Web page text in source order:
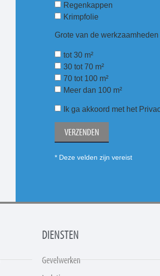
Regenkappen
Krimpfolie
Grote van de
tot 30 m²
30 tot 70 m²
70 tot 100 m²
Meer dan 100 m²
Ik ga akkoord met het
VERZENDEN
* Deze velden zijn vereist
DIENSTEN
Gevelwerken